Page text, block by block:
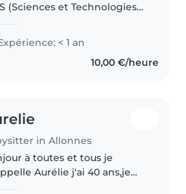
(Sciences et Technologies
en cours de
du BAFA, je suis
par le travail auprès
< 1 an
10,00 €/heure
in Allonnes
à toutes et tous je
Aurélie j'ai 40 ans,je